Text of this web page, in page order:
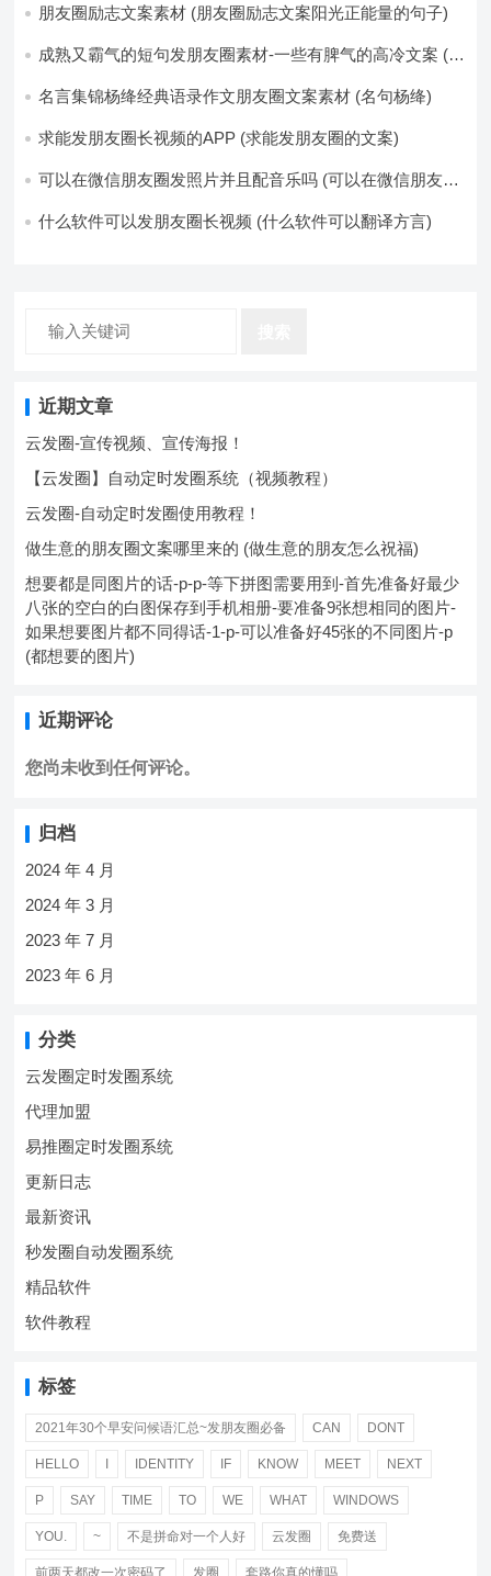
片-如果想要图片都不同得话-1-p-可以准备好45张的不同图
朋友圈励志文案素材 (朋友圈励志文案阳光正能量的句子)
成熟又霸气的短句发朋友圈素材-一些有脾气的高冷文案 (成
名言集锦杨绛经典语录作文朋友圈文案素材 (名句杨绛)
求能发朋友圈长视频的APP (求能发朋友圈的文案)
可以在微信朋友圈发照片并且配音乐吗 (可以在微信朋友圈
什么软件可以发朋友圈长视频 (什么软件可以翻译方言)
近期文章
云发圈-宣传视频、宣传海报！
【云发圈】自动定时发圈系统（视频教程）
云发圈-自动定时发圈使用教程！
做生意的朋友圈文案哪里来的 (做生意的朋友怎么祝福)
想要都是同图片的话-p-p-等下拼图需要用到-首先准备好最少
八张的空白的白图保存到手机相册-要准备9张想相同的图片-
如果想要图片都不同得话-1-p-可以准备好45张的不同图片-p
(都想要的图片)
近期评论
您尚未收到任何评论。
归档
2024 年 4 月
2024 年 3 月
2023 年 7 月
2023 年 6 月
分类
云发圈定时发圈系统
代理加盟
易推圈定时发圈系统
更新日志
最新资讯
秒发圈自动发圈系统
精品软件
软件教程
标签
2021年30个早安问候语汇总~发朋友圈必备 CAN DONT
HELLO IDENTITY IF KNOW MEET NEXT
P SAY TIME TO WE WHAT WINDOWS
YOU. ~ 不是拼命对一个人好 云发圈 免费送
前两天都改一次密码了 发圈 套路你真的懂吗